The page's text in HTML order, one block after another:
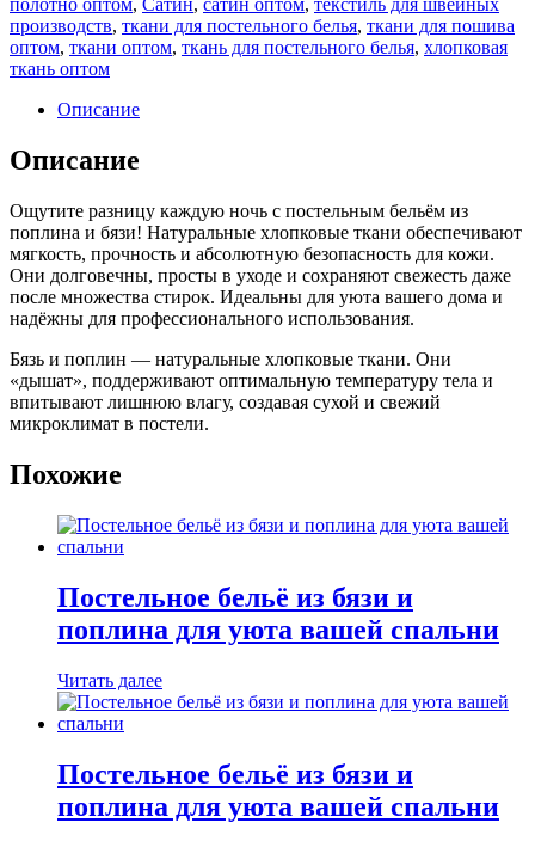
полотно оптом, Сатин, сатин оптом, текстиль для швейных
производств, ткани для постельного белья, ткани для пошива
оптом, ткани оптом, ткань для постельного белья, хлопковая
ткань оптом
Описание
Описание
Ощутите разницу каждую ночь с постельным бельём из
поплина и бязи! Натуральные хлопковые ткани обеспечивают
мягкость, прочность и абсолютную безопасность для кожи.
Они долговечны, просты в уходе и сохраняют свежесть даже
после множества стирок. Идеальны для уюта вашего дома и
надёжны для профессионального использования.
Бязь и поплин — натуральные хлопковые ткани. Они
«дышат», поддерживают оптимальную температуру тела и
впитывают лишнюю влагу, создавая сухой и свежий
микроклимат в постели.
Похожие
Постельное бельё из бязи и
поплина для уюта вашей спальни
Читать далее
Постельное бельё из бязи и
поплина для уюта вашей спальни